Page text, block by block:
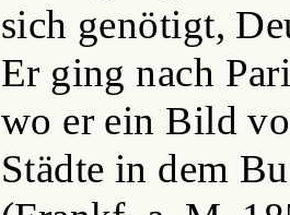
sich genötigt,
Er ging nach
wo er ein Bild
Städte in dem